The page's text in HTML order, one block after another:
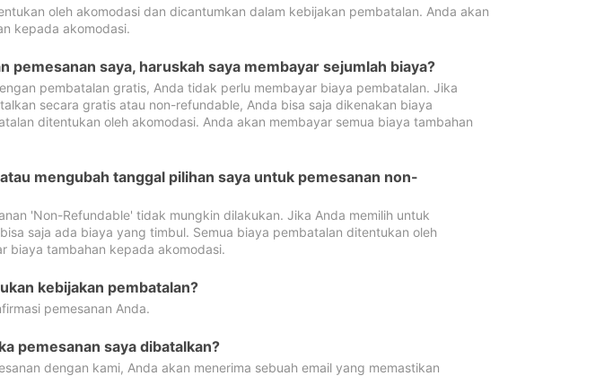
oleh akomodasi dan dicantumkan dalam kebijakan pembatalan. Anda akan
kepada akomodasi.
pemesanan saya, haruskah saya membayar sejumlah biaya?
pembatalan gratis, Anda tidak perlu membayar biaya pembatalan. Jika
secara gratis atau non-refundable, Anda bisa saja dikenakan biaya
ditentukan oleh akomodasi. Anda akan membayar semua biaya tambahan
mengubah tanggal pilihan saya untuk pemesanan non-
'Non-Refundable' tidak mungkin dilakukan. Jika Anda memilih untuk
saja ada biaya yang timbul. Semua biaya pembatalan ditentukan oleh
biaya tambahan kepada akomodasi.
kebijakan pembatalan?
pemesanan Anda.
pemesanan saya dibatalkan?
dengan kami, Anda akan menerima sebuah email yang memastikan